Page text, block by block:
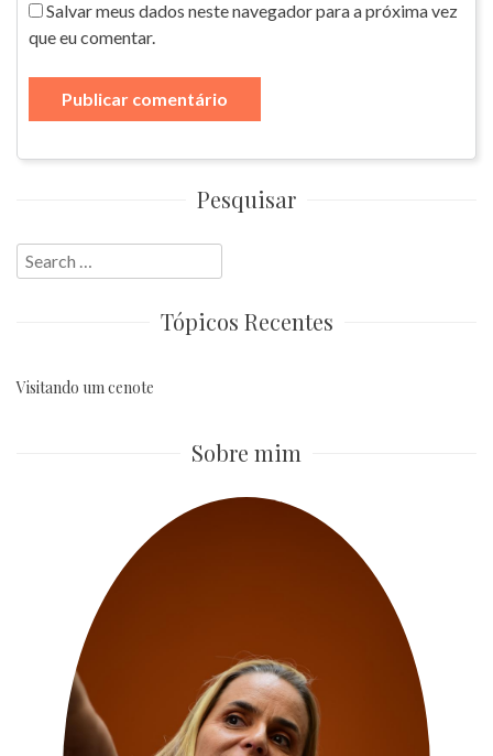
Salvar meus dados neste navegador para a próxima vez
que eu comentar.
Pesquisar
Search
for:
Tópicos Recentes
Visitando um cenote
Sobre mim